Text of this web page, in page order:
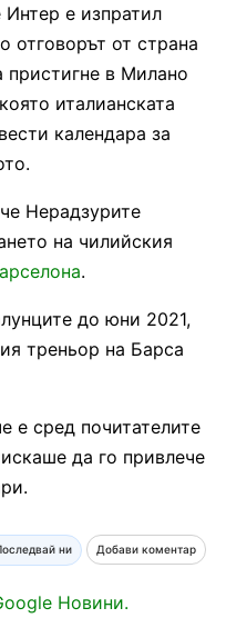
е изпратил
отговорът от страна
пристигне в Милано
италианската
календара за
Нерадзурите
на чилийския
.
до юни 2021,
треньор на Барса
е сред почитателите
да го привлече
ни Добави коментар
Новини.